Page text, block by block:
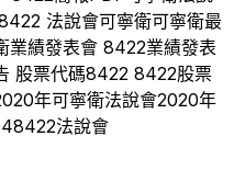
法說會可寧衛可寧衛最
業績發表會 8422業績發表
股票代碼8422 8422股票
年可寧衛法說會2020年
48422法說會